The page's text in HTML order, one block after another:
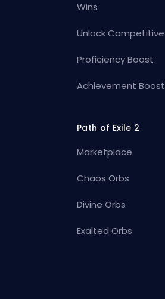
Wins
Unlock Competitive
Proficiency Boost
Achievement Boost
Path of Exile 2
Marketplace
Chaos Orbs
Divine Orbs
Exalted Orbs